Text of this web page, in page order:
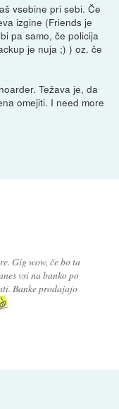
vsebine pri sebi. Če
izgine (Friends je
pa samo, če policija
je nuja ;) ) oz. če
Težava je, da
omejiti. I need more
Gig wow, če bo ta
vsi na banko po
Banke prodajajo